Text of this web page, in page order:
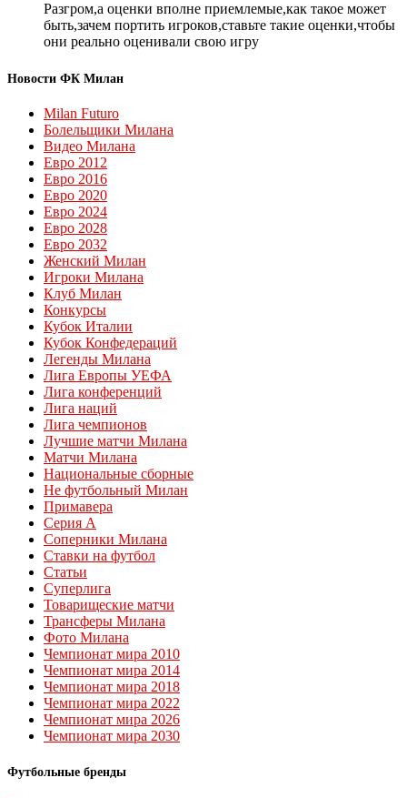
Разгром,а оценки вполне приемлемые,как такое может
быть,зачем портить игроков,ставьте такие оценки,чтобы
они реально оценивали свою игру
Новости ФК Милан
Milan Futuro
Болельщики Милана
Видео Милана
Евро 2012
Евро 2016
Евро 2020
Евро 2024
Евро 2028
Евро 2032
Женский Милан
Игроки Милана
Клуб Милан
Конкурсы
Кубок Италии
Кубок Конфедераций
Легенды Милана
Лига Европы УЕФА
Лига конференций
Лига наций
Лига чемпионов
Лучшие матчи Милана
Матчи Милана
Национальные сборные
Не футбольный Милан
Примавера
Серия А
Соперники Милана
Ставки на футбол
Статьи
Суперлига
Товарищеские матчи
Трансферы Милана
Фото Милана
Чемпионат мира 2010
Чемпионат мира 2014
Чемпионат мира 2018
Чемпионат мира 2022
Чемпионат мира 2026
Чемпионат мира 2030
Футбольные бренды